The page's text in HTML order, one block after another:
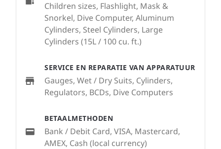
Children sizes, Flashlight, Mask &
Snorkel, Dive Computer, Aluminum
Cylinders, Steel Cylinders, Large
Cylinders (15L / 100 cu. ft.)
SERVICE EN REPARATIE VAN APPARATUUR
Gauges, Wet / Dry Suits, Cylinders,
Regulators, BCDs, Dive Computers
BETAALMETHODEN
Bank / Debit Card, VISA, Mastercard,
AMEX, Cash (local currency)